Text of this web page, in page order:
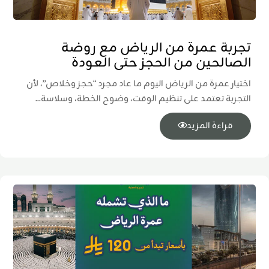
تجربة عمرة من الرياض مع روضة
الصالحين من الحجز حتى العودة
اختيار عمرة من الرياض اليوم ما عاد مجرد “حجز وخلاص”، لأن
التجربة تعتمد على تنظيم الوقت، وضوح الخطة، وسلاسة...
قراءة المزيد